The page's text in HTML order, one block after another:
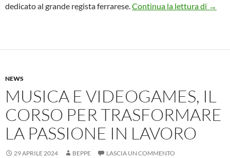
dedicato al grande regista ferrarese.Continua la lettura di →
NEWS
MUSICA E VIDEOGAMES, IL
CORSO PER TRASFORMARE
LA PASSIONE IN LAVORO
29 APRILE 2024 BEPPE LASCIA UN COMMENTO